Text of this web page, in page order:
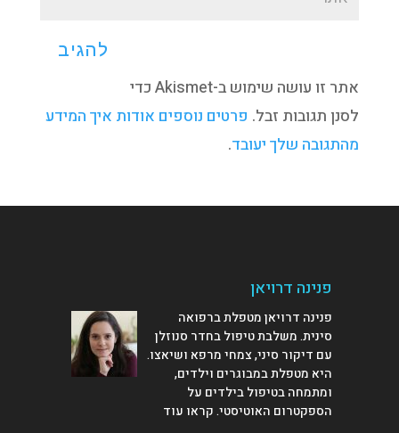
אתר זו עושה שימוש ב-Akismet כדי
לסנן תגובות זבל. פרטים נוספים אודות איך המידע
מהתגובה שלך יעובד.
פנינה דרויאן
פנינה דרויאן מטפלת ברפואה
סינית. משלבת טיפול בחדר סנוזלן
עם דיקור סיני, צמחי מרפא ושיאצו.
היא מטפלת במבוגרים וילדים,
ומתמחה בטיפול בילדים על
הספקטרום האוטיסטי.קראו עוד